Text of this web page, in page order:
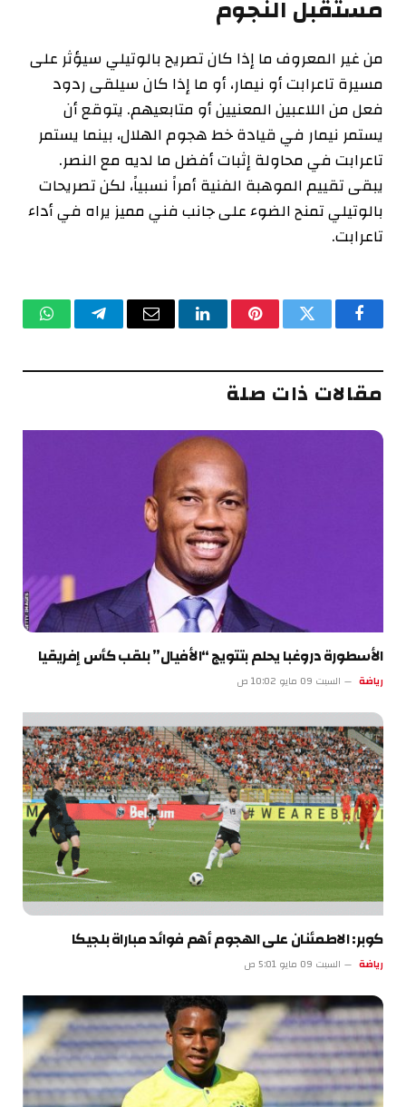
مستقبل النجوم
من غير المعروف ما إذا كان تصريح بالوتيلي سيؤثر على
مسيرة تاعرابت أو نيمار، أو ما إذا كان سيلقى ردود
فعل من اللاعبين المعنيين أو متابعيهم. يتوقع أن
يستمر نيمار في قيادة خط هجوم الهلال، بينما يستمر
تاعرابت في محاولة إثبات أفضل ما لديه مع النصر.
يبقى تقييم الموهبة الفنية أمراً نسبياً، لكن تصريحات
بالوتيلي تمنح الضوء على جانب فني مميز يراه في أداء
تاعرابت.
فيسبوكتويتر بينتيريستلينكدإنالبريد تيلقرام
مقالات ذات صلة
الأسطورة دروغبا يحلم بتتويج “الأفيال” بلقب كأس إفريقيا
رياضة السبت 09 مايو 10:02 ص
كوبر: الاطمئنان على الهجوم أهم فوائد مباراة بلجيكا
رياضة السبت 09 مايو 5:01 ص